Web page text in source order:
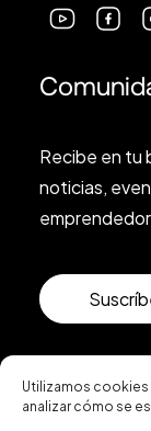
Utilizamos cookies
analizar cómo se
Recibe en tu
noticias,